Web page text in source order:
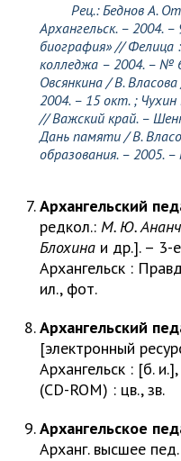
Рец.:Беднов А. От
Архангельск. – 2004.
биография» // Фелица
колледжа – 2004. – №
Овсянкина /В. Власова
2004. – 15 окт. ;
// Важский край. –
Дань памяти /В.
образования. – 2005.
Архангельский
редкол.: М. Ю.
Блохина и др.]. – 3-
Архангельск :
ил., фот.
Архангельский
[электронный
Архангельск : [б.
(CD-ROM) : цв., зв.
Архангельское
Арханг. высшее